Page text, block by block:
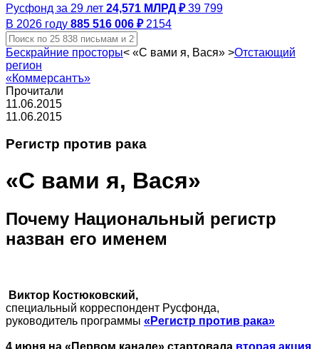
Русфонд за 29 лет 24,571 МЛРД ₽ 39 799
В 2026 году 885 516 006 ₽ 2154
Бескрайние просторы< «С вами я, Вася» >Отстающий
регион
«Коммерсантъ»
Прочитали
11.06.2015
11.06.2015
Регистр против рака
«С вами я, Вася»
Почему Национальный регистр
назван его именем
Виктор Костюковский,
специальный корреспондент Русфонда,
руководитель программы «Регистр против рака»